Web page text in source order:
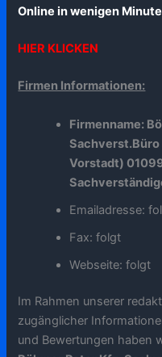
Online in wenigen
HIER KLICKEN
Firmen Informationen:
Firmenname:
Sachverst.Büro
Vorstadt)
Emailadresse:
Fax: folgt
Webseite: folgt
Im Rahmen unserer
zugänglicher
und Bewertungen haben